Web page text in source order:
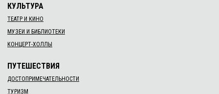
КУЛЬТУРА
ТЕАТР И КИНО
МУЗЕИ И БИБЛИОТЕКИ
КОНЦЕРТ-ХОЛЛЫ
ПУТЕШЕСТВИЯ
ДОСТОПРИМЕЧАТЕЛЬНОСТИ
ТУРИЗМ